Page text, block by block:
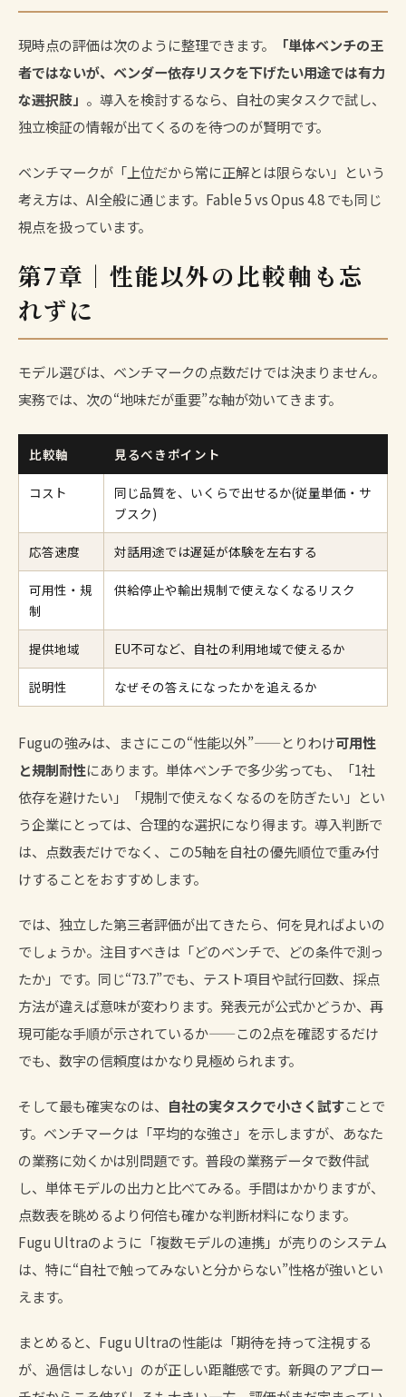
現時点の評価は次のように整理できます。
「単体ベンチの王
者ではないが、ベンダー依存リスクを下げたい用途では有力
な選択肢」 。導入を検討するなら、自社の実タスクで試し、
独立検証の情報が出てくるのを待つのが賢明です。
ベンチマークが「上位だから常に正解とは限らない」という
考え方は、AI全般に通じます。 Fable 5 vs Opus 4.8でも同じ
視点を扱っています。
第7章｜性能以外の比較軸も忘
れずに
モデル選びは、ベンチマークの点数だけでは決まりません。
実務では、次の“地味だが重要”な軸が効いてきます。
比較軸 見るべきポイント
コスト
同じ品質を、いくらで出せるか(従量単価・サ
ブスク)
応答速度 対話用途では遅延が体験を左右する
可用性・規
制
供給停止や輸出規制で使えなくなるリスク
提供地域 EU不可など、自社の利用地域で使えるか
説明性 なぜその答えになったかを追えるか
Fuguの強みは、まさにこの“性能以外”——とりわけ可用性
と規制耐性にあります。単体ベンチで多少劣っても、「1社
依存を避けたい」「規制で使えなくなるのを防ぎたい」とい
う企業にとっては、合理的な選択になり得ます。導入判断で
は、点数表だけでなく、この5軸を自社の優先順位で重み付
けすることをおすすめします。
では、独立した第三者評価が出てきたら、何を見ればよいの
でしょうか。注目すべきは「どのベンチで、どの条件で測っ
たか」です。同じ“73.7”でも、テスト項目や試行回数、採点
方法が違えば意味が変わります。発表元が公式かどうか、再
現可能な手順が示されているか——この2点を確認するだけ
でも、数字の信頼度はかなり見極められます。
そして最も確実なのは、 自社の実タスクで小さく試すことで
す。ベンチマークは「平均的な強さ」を示しますが、あなた
の業務に効くかは別問題です。普段の業務データで数件試
し、単体モデルの出力と比べてみる。手間はかかりますが、
点数表を眺めるより何倍も確かな判断材料になります。
Fugu Ultraのように「複数モデルの連携」が売りのシステム
は、特に“自社で触ってみないと分からない”性格が強いとい
えます。
まとめると、Fugu Ultraの性能は「期待を持って注視する
が、過信はしない」のが正しい距離感です。新興のアプロー